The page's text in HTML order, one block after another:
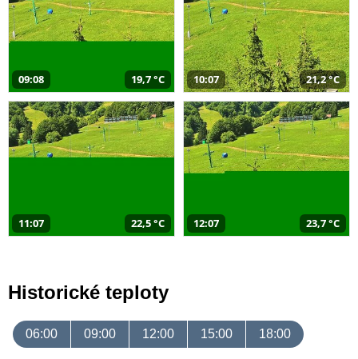
09:08 19,7 °C 10:07 21,2 °C
11:07 22,5 °C 12:07 23,7 °C
Historické teploty
06:00 09:00 12:00 15:00 18:00